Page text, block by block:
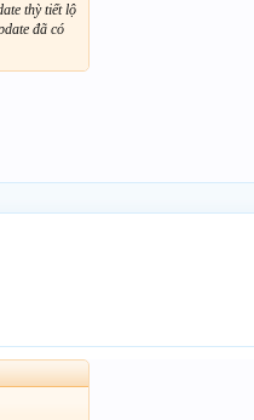
thỳ tiết lộ
đã có